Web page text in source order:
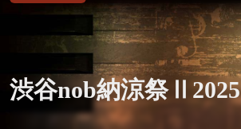
渋谷nob納涼祭Ⅱ2025